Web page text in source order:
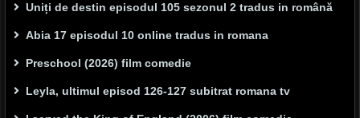
Uniți de destin episodul 105 sezonul 2 tradus in română
Abia 17 episodul 10 online tradus in romana
Preschool (2026) film comedie
Leyla, ultimul episod 126-127 subitrat romana tv